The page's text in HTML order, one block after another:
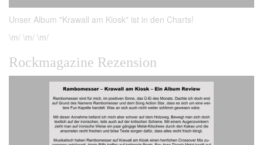
Unser Album "Krawall am Kiosk" ist in den Charts!
\m/ \m/ \m/
Rockmagazine Rezension